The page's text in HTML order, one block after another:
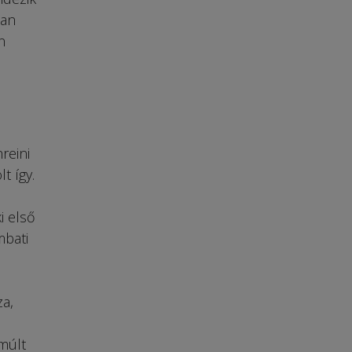
így.
első